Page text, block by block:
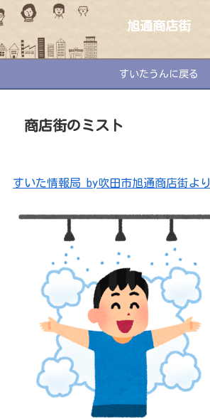
旭通商店街
すいたうんに戻る
商店街のミスト
すいた情報局 by吹田市旭通商店街より